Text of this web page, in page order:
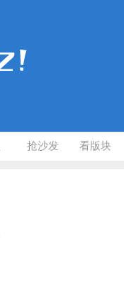
抢沙发 看版块